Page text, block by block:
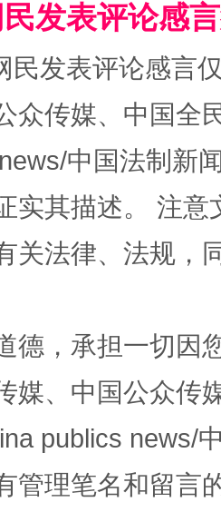
县开幕 规模
发表评论感
民发表评论感言
众传媒、中国全
中国法制新
实其描述。 注
关法律、法规，
德，承担一切因
媒、中国公众传
publics news/
管理笔名和留言